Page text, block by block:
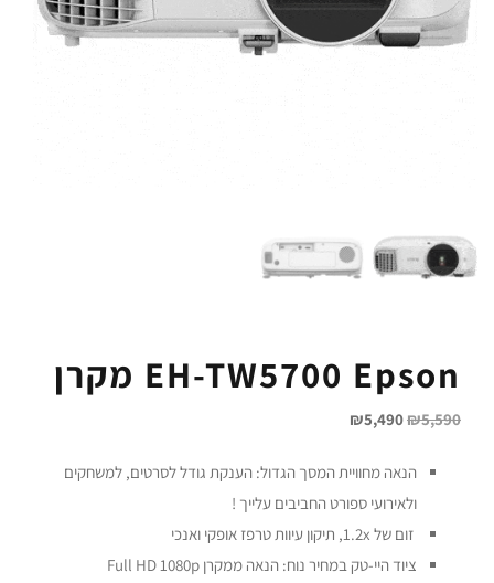
EH-TW5700 Epson‏ מקרן
₪5,590
₪5,490
הנאה מחוויית המסך הגדול: הענקת גודל לסרטים, למשחקים
ולאירועי ספורט החביבים עלייך !
זום של 1.2x, תיקון עיוות טרפז אופקי ואנכי
ציוד היי-טק במחיר נוח: הנאה ממקרן Full HD 1080p